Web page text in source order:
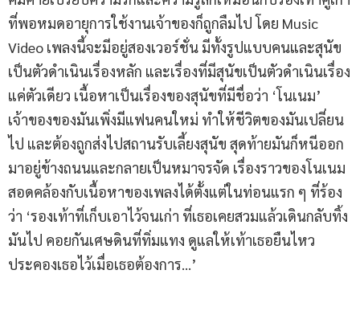
ที่พอหมดอายุการใช้งานเจ้าของก็ถูกลืมไป โดย Music
Video เพลงนี้จะมีอยู่สองเวอร์ชั่น มีทั้งรูปแบบคนและสุนัข
เป็นตัวดำเนินเรื่องหลัก และเรื่องที่มีสุนัขเป็นตัวดำเนินเรื่อง
แค่ตัวเดียว เนื้อหาเป็นเรื่องของสุนัขที่มีชื่อว่า ‘โนเนม’
เจ้าของของมันเพิ่งมีแฟนคนใหม่ ทำให้ชีวิตของมันเปลี่ยน
ไป และต้องถูกส่งไปสถานรับเลี้ยงสุนัข สุดท้ายมันก็หนีออก
มาอยู่ข้างถนนและกลายเป็นหมาจรจัด เรื่องราวของโนเนม
สอดคล้องกับเนื้อหาของเพลงได้ตั้งแต่ในท่อนแรก ๆ ที่ร้อง
ว่า ‘รองเท้าที่เก็บเอาไว้จนเก่า ที่เธอเคยสวมแล้วเดินกลับทิ้ง
มันไป คอยกันเศษดินที่ทิ่มแทง ดูแลให้เท้าเธอยืนไหว
ประคองเธอไว้เมื่อเธอต้องการ…’